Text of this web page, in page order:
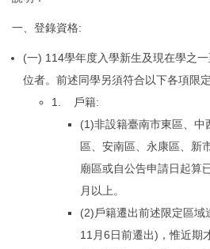
一、登錄資格:
(一) 114學年度入學新生及現在學之
位者。前述同學另須符合以下各項限
1. 戶籍:
(1)非設籍臺南市東區、
區、安南區、永康區、新
廟區或自公告申請日起算
月以上。
(2)戶籍遷出前述限定區
11月6日前遷出)，惟近期